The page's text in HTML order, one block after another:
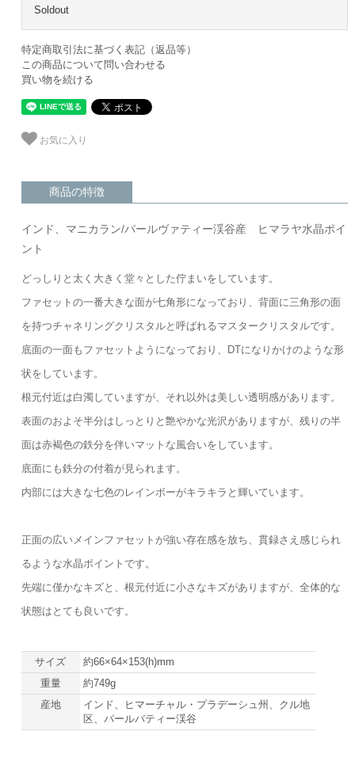
Soldout
特定商取引法に基づく表記（返品等）
この商品について問い合わせる
買い物を続ける
お気に入り
商品の特徴
インド、マニカラン/パールヴァティー渓谷産 ヒマラヤ水晶ポイ
ント
どっしりと太く大きく堂々とした佇まいをしています。
ファセットの一番大きな面が七角形になっており、背面に三角形の面
を持つチャネリングクリスタルと呼ばれるマスタークリスタルです。
底面の一面もファセットようになっており、DTになりかけのような形
状をしています。
根元付近は白濁していますが、それ以外は美しい透明感があります。
表面のおよそ半分はしっとりと艶やかな光沢がありますが、残りの半
面は赤褐色の鉄分を伴いマットな風合いをしています。
底面にも鉄分の付着が見られます。
内部には大きな七色のレインボーがキラキラと輝いています。
正面の広いメインファセットが強い存在感を放ち、貫録さえ感じられ
るような水晶ポイントです。
先端に僅かなキズと、根元付近に小さなキズがありますが、全体的な
状態はとても良いです。
サイズ
約66×64×153(h)mm
重量
約749g
産地
インド、ヒマーチャル・プラデーシュ州、クル地
区、パールバティー渓谷